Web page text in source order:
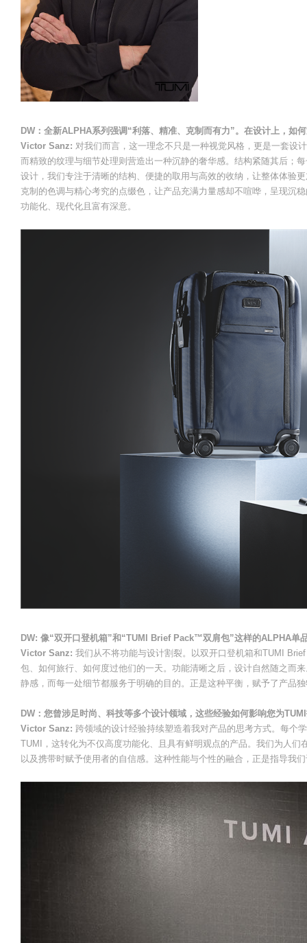
DW：全新ALPHA系列强调“利落、精准、克制而有力”。在设计上，如
Victor Sanz: 对我们而言，这一理念不只是一种视觉风格，更是一套设
而精致的纹理与细节处理则营造出一种沉静的奢华感。结构紧随其后；
设计，我们专注于清晰的结构、便捷的取用与高效的收纳，让整体体验
克制的色调与精心考究的点缀色，让产品充满力量感却不喧哗，呈现沉
功能化、现代化且富有深意。
DW: 像“双开口登机箱”和“TUMI Brief Pack™双肩包”这样的ALPHA单
Victor Sanz: 我们从不将功能与设计割裂。以双开口登机箱和TUMI
包、如何旅行、如何度过他们的一天。功能清晰之后，设计自然随之而
静感，而每一处细节都服务于明确的目的。正是这种平衡，赋予了产品
DW：您曾涉足时尚、科技等多个设计领域，这些经验如何影响您为
Victor Sanz: 跨领域的设计经验持续塑造着我对产品的思考方式。每个
TUMI，这转化为不仅高度功能化、且具有鲜明观点的产品。我们为人
以及携带时赋予使用者的自信感。这种性能与个性的融合，正是指导我